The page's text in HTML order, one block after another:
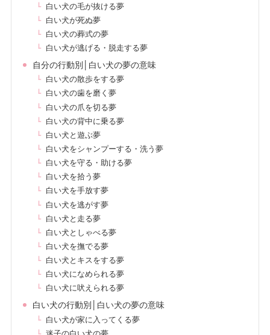
白い犬の毛が抜ける夢
白い犬が死ぬ夢
白い犬の葬式の夢
白い犬が逃げる・脱走する夢
自分の行動別│白い犬の夢の意味
白い犬の散歩をする夢
白い犬の歯を磨く夢
白い犬の爪を切る夢
白い犬の背中に乗る夢
白い犬と遊ぶ夢
白い犬をシャンプーする・洗う夢
白い犬を守る・助ける夢
白い犬を拾う夢
白い犬を手放す夢
白い犬を逃がす夢
白い犬と走る夢
白い犬としゃべる夢
白い犬を撫でる夢
白い犬とキスをする夢
白い犬になめられる夢
白い犬に吠えられる夢
白い犬の行動別│白い犬の夢の意味
白い犬が家に入ってくる夢